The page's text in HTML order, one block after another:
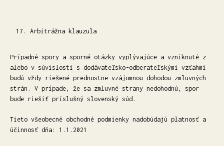
Arbitrážna klauzula
Prípadné spory a sporné otázky vyplývajúce a vzniknuté z
alebo v súvislosti s dodávateľsko-odberateľskými vzťahmi
budú vždy riešené prednostne vzájomnou dohodou zmluvných
strán. V prípade, že sa zmluvné strany nedohodnú, spor
bude riešiť príslušný slovenský súd.
Tieto všeobecné obchodné podmienky nadobúdajú platnosť a
účinnosť dňa: 1.1.2021